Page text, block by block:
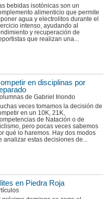
bebidas isotónicas son un
alimenticio que permite
agua y electrolitos durante el
intenso, ayudando al
y recuperación de
que realizan una...
en disciplinas por
de Gabriel Iriondo
veces tomamos la decisión de
en un 10K, 21K,
de Natación o de
pero pocas veces sabemos
qué lo haremos. Hay dos modos
analizar estas decisiones de...
en Piedra Roja